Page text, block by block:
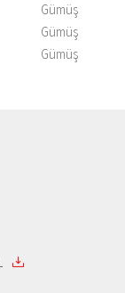
Gümüş
Gümüş
Gümüş